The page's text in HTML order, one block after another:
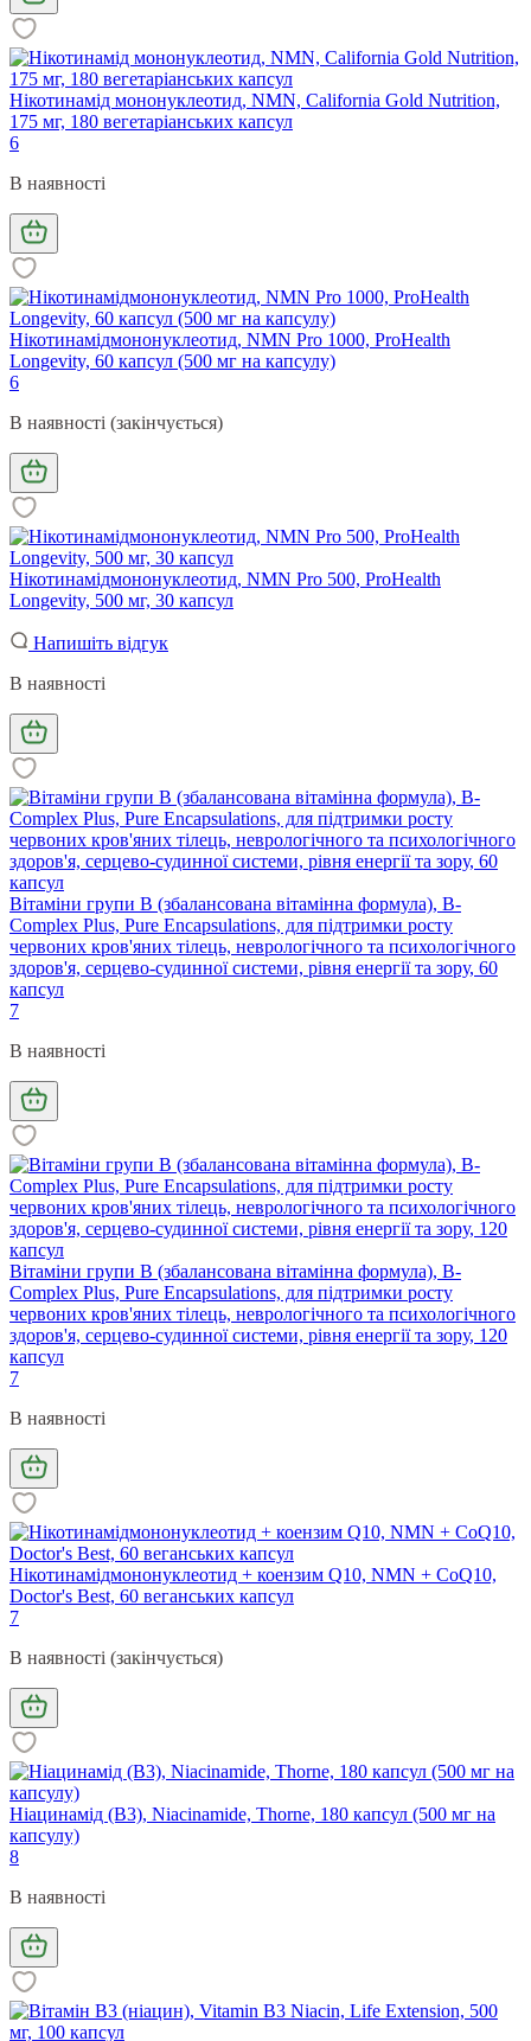
Нікотинамід мононуклеотид, NMN, California Gold Nutrition,
175 мг, 180 вегетаріанських капсул
6
В наявності
Нікотинамідмононуклеотид, NMN Pro 1000, ProHealth
Longevity, 60 капсул (500 мг на капсулу)
6
В наявності (закінчується)
Нікотинамідмононуклеотид, NMN Pro 500, ProHealth
Longevity, 500 мг, 30 капсул
Напишіть відгук
В наявності
Вітаміни групи B (збалансована вітамінна формула), B-
Complex Plus, Pure Encapsulations, для підтримки росту
червоних кров'яних тілець, неврологічного та психологічного
здоров'я, серцево-судинної системи, рівня енергії та зору, 60
капсул
7
В наявності
Вітаміни групи B (збалансована вітамінна формула), B-
Complex Plus, Pure Encapsulations, для підтримки росту
червоних кров'яних тілець, неврологічного та психологічного
здоров'я, серцево-судинної системи, рівня енергії та зору, 120
капсул
7
В наявності
Нікотинамідмононуклеотид + коензим Q10, NMN + CoQ10,
Doctor's Best, 60 веганських капсул
7
В наявності (закінчується)
Ніацинамід (В3), Niacinamide, Thorne, 180 капсул (500 мг на
капсулу)
8
В наявності